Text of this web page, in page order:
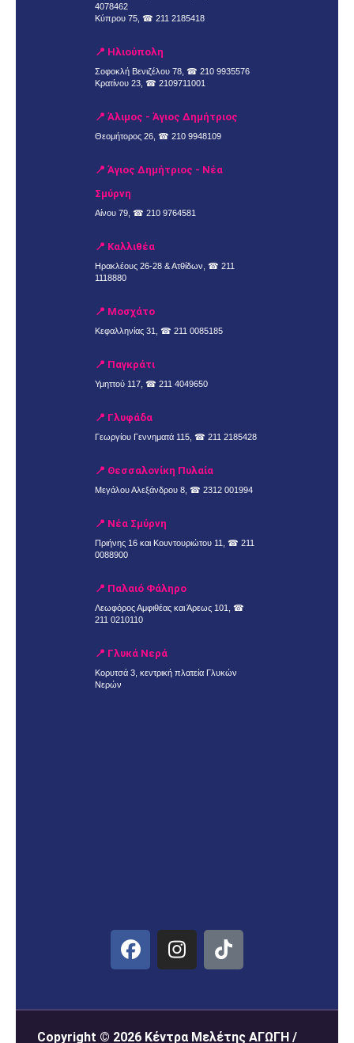
4078462
Κύπρου 75, ☎ 211 2185418
📍 Ηλιούπολη
Σοφοκλή Βενιζέλου 78, ☎ 210 9935576
Κρατίνου 23, ☎ 2109711001
📍 Άλιμος - Άγιος Δημήτριος
Θεομήτορος 26, ☎ 210 9948109
📍 Άγιος Δημήτριος - Νέα
Σμύρνη
Αίνου 79, ☎ 210 9764581
📍 Καλλιθέα
Ηρακλέους 26-28 & Ατθίδων, ☎ 211
1118880
📍 Μοσχάτο
Κεφαλληνίας 31, ☎ 211 0085185
📍 Παγκράτι
Υμηττού 117, ☎ 211 4049650
📍 Γλυφάδα
Γεωργίου Γεννηματά 115, ☎ 211 2185428
📍 Θεσσαλονίκη Πυλαία
Μεγάλου Αλεξάνδρου 8, ☎ 2312 001994
📍 Νέα Σμύρνη
Πριήνης 16 και Κουντουριώτου 11, ☎ 211
0088900
📍 Παλαιό Φάληρο
Λεωφόρος Αμφιθέας και Άρεως 101, ☎
211 0210110
📍 Γλυκά Νερά
Κορυτσά 3, κεντρική πλατεία Γλυκών
Νερών
Copyright © 2026 Κέντρα Μελέτης ΑΓΩΓΗ /